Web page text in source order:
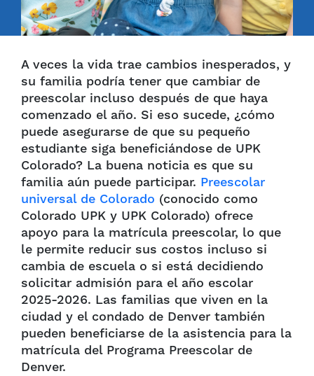
A veces la vida trae cambios inesperados, y
su familia podría tener que cambiar de
preescolar incluso después de que haya
comenzado el año. Si eso sucede, ¿cómo
puede asegurarse de que su pequeño
estudiante siga beneficiándose de UPK
Colorado? La buena noticia es que su
familia aún puede participar. Preescolar
universal de Colorado (conocido como
Colorado UPK y UPK Colorado) ofrece
apoyo para la matrícula preescolar, lo que
le permite reducir sus costos incluso si
cambia de escuela o si está decidiendo
solicitar admisión para el año escolar
2025-2026. Las familias que viven en la
ciudad y el condado de Denver también
pueden beneficiarse de la asistencia para la
matrícula del Programa Preescolar de
Denver.